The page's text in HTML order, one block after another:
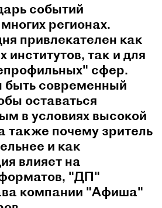
событий
регионах.
привлекателен как
институтов, так и для
сфер.
современный
оставаться
в условиях высокой
также почему зритель
и как
влияет на
"ДП"
компании "Афиша"